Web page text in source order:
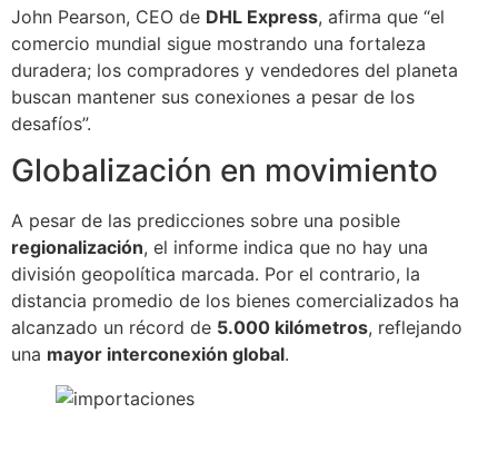
John Pearson, CEO de DHL Express, afirma que “el
comercio mundial sigue mostrando una fortaleza
duradera; los compradores y vendedores del planeta
buscan mantener sus conexiones a pesar de los
desafíos”.
Globalización en movimiento
A pesar de las predicciones sobre una posible
regionalización, el informe indica que no hay una
división geopolítica marcada. Por el contrario, la
distancia promedio de los bienes comercializados ha
alcanzado un récord de 5.000 kilómetros, reflejando
una mayor interconexión global.